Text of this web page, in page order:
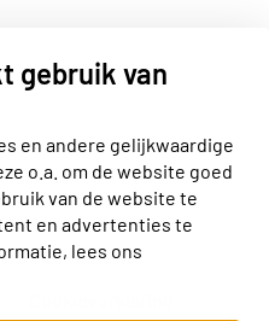
gebruik van
en andere gelijkwaardige
o.a. om de website goed
van de website te
en advertenties te
lees ons